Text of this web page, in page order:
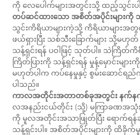
ကို လေပေါက်များအတွင်းသို့ ထည့်သွင်းပ
တပ်ဆင်ထားသော အစိတ်အပိုင်းများကို သ
သွင်းကိရိယာများကဲ့သို့ ကိရိယာများ
ဖယ်ရှားပြီး သစ်သီးခြောက်များ သို့မဟု
သန့်ရှင်းရန် ပဝါဖြင့် သုတ်ပါ။ သဲကြိတ်
ကြိတ်ပြားကို သန့်ရှင်းရန် မှုန့်မှောင်းမျာ
မဟုတ်ပါက ကပ်နေမှုနှင့် စွမ်းဆောင်ရည်
ပါသည်။
ကာလအတိုင်းအတာတစ်ခုအတွင်း နက်နက်နဲ
လအနည်းငယ်တိုင်း (သို့) မကြာခဏအ
ကို မူလအတိုင်းအသာဖြုတ်ပြီး ရောက်ရန်
သန့်ရှင်းပါ။ အစိတ်အပိုင်းများကို ထိခိုက်